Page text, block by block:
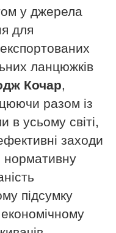
у джерела
для
ланцюжків
Кочар,
разом із
в усьому світі,
заходи
нормативну
підсумку